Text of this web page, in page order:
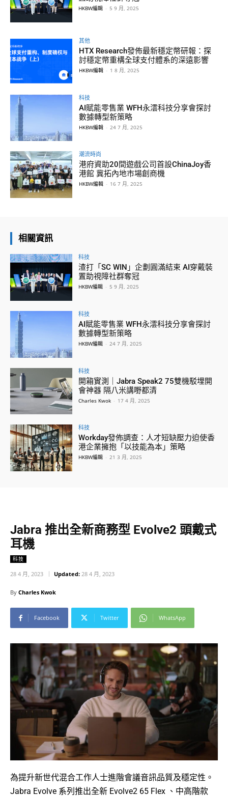
HKBW編輯 - 5 9 月, 2025
其他
HTX Research發佈最新穩定幣研報：探
討穩定幣重構全球支付體系的深遠影響
HKBW編輯 - 1 8 月, 2025
科技
AI賦能零售業 WFH永澐科技分享會探討
數據轉型新策略
HKBW編輯 - 24 7 月, 2025
潮流時尚
港府資助20間遊戲公司首設ChinaJoy香
港館 冀拓內地市場創商機
HKBW編輯 - 16 7 月, 2025
相關資訊
科技
渣打「SC WIN」企劃圓滿結束 AI穿戴裝
置助視障社群奪冠
HKBW編輯 - 5 9 月, 2025
科技
AI賦能零售業 WFH永澐科技分享會探討
數據轉型新策略
HKBW編輯 - 24 7 月, 2025
科技
開箱實測｜Jabra Speak2 75雙機駁埋開
會神器 隔八米講嘢都清
Charles Kwok - 17 4 月, 2025
科技
Workday發佈調查：人才短缺壓力迫使香
港企業擁抱「以技能為本」策略
HKBW編輯 - 21 3 月, 2025